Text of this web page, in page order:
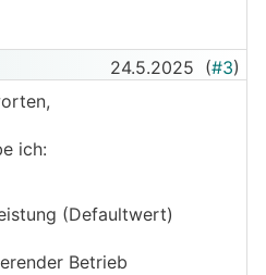
24.5.2025 (#3)
ich:
(Defaultwert)
Betrieb